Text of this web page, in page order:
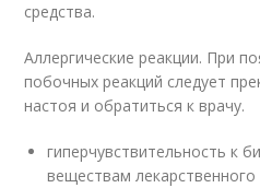
средства.
Аллергические реакции. При
побочных реакций следует
настоя и обратиться к врачу.
гиперчувствительность к
веществам лекарственного